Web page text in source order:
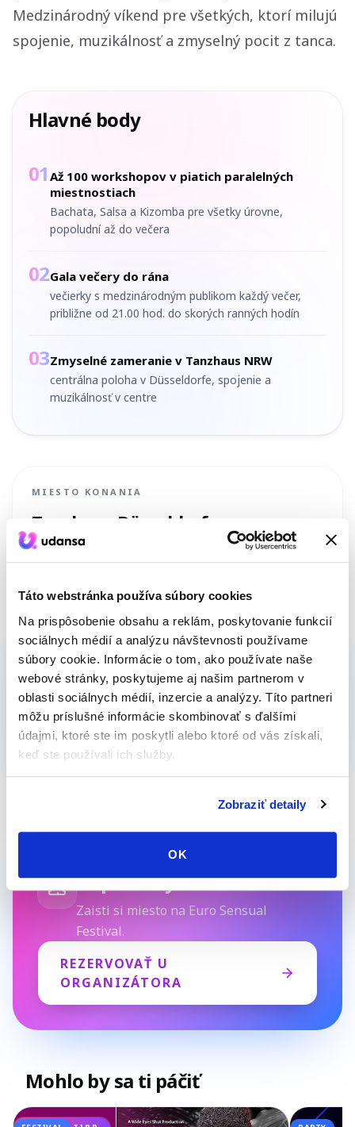
Táto webstránka používa súbory cookies
Na prispôsobenie obsahu a reklám, poskytovanie funkcií
sociálnych médií a analýzu návštevnosti používame
súbory cookie. Informácie o tom, ako používate naše
webové stránky, poskytujeme aj našim partnerom v
oblasti sociálnych médií, inzercie a analýzy. Títo partneri
môžu príslušné informácie skombinovať s ďalšími
údajmi, ktoré ste im poskytli alebo ktoré od vás získali,
keď ste používali ich služby.
Zobraziť detaily
OK
Medzinárodný víkend pre všetkých, ktorí milujú
spojenie, muzikálnosť a zmyselný pocit z tanca.
Hlavné body
01 Až 100 workshopov v piatich paralelných
miestnostiach
Bachata, Salsa a Kizomba pre všetky úrovne,
popoludní až do večera
02Gala večery do rána
večierky s medzinárodným publikom každý večer,
približne od 21.00 hod. do skorých ranných hodín
03Zmyselné zameranie v Tanzhaus NRW
centrálna poloha v Düsseldorfe, spojenie a
muzikálnosť v centre
MIESTO KONANIA
Tanzhaus Düsseldorf
Erkrather Str. 30, 40233 Düsseldorf
, Deutschland
Naplánovať trasu
Ešte nemáš tanečného partnera?
Pomôžeme ti nájsť niekoho na tvojej úrovni.
Pripravený/á tancovať?
Zaisti si miesto na Euro Sensual
Festival.
REZERVOVAŤ U
ORGANIZÁTORA
Mohlo by sa ti páčiť